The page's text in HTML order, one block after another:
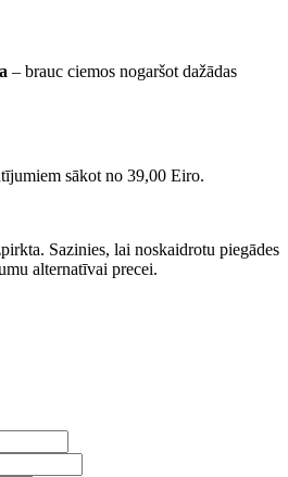
– brauc ciemos nogaršot dažādas
sākot no 39,00 Eiro.
Sazinies, lai noskaidrotu piegādes
alternatīvai precei.